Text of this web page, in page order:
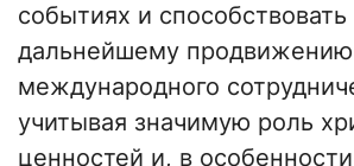
событиях и способствовать
дальнейшему продвижению
международного
учитывая значимую роль
ценностей и, в